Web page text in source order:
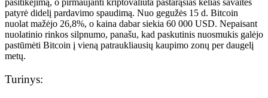
patyrė didelį pardavimo spaudimą. Nuo gegužės 15 d. Bitcoin
nuolat mažėjo 26,8%, o kaina dabar siekia 60 000 USD. Nepaisant
nuolatinio rinkos silpnumo, panašu, kad paskutinis nuosmukis galėjo
pastūmėti Bitcoin į vieną patraukliausių kaupimo zonų per daugelį
metų.
Turinys: